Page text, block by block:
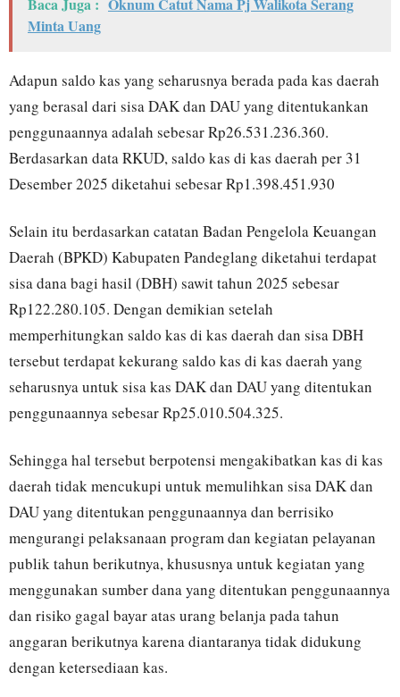
Minta Uang
Adapun saldo kas yang seharusnya berada pada kas daerah
yang berasal dari sisa DAK dan DAU yang ditentukankan
penggunaannya adalah sebesar Rp26.531.236.360.
Berdasarkan data RKUD, saldo kas di kas daerah per 31
Desember 2025 diketahui sebesar Rp1.398.451.930
Selain itu berdasarkan catatan Badan Pengelola Keuangan
Daerah (BPKD) Kabupaten Pandeglang diketahui terdapat
sisa dana bagi hasil (DBH) sawit tahun 2025 sebesar
Rp122.280.105. Dengan demikian setelah
memperhitungkan saldo kas di kas daerah dan sisa DBH
tersebut terdapat kekurang saldo kas di kas daerah yang
seharusnya untuk sisa kas DAK dan DAU yang ditentukan
penggunaannya sebesar Rp25.010.504.325.
Sehingga hal tersebut berpotensi mengakibatkan kas di kas
daerah tidak mencukupi untuk memulihkan sisa DAK dan
DAU yang ditentukan penggunaannya dan berrisiko
mengurangi pelaksanaan program dan kegiatan pelayanan
publik tahun berikutnya, khususnya untuk kegiatan yang
menggunakan sumber dana yang ditentukan penggunaannya
dan risiko gagal bayar atas urang belanja pada tahun
anggaran berikutnya karena diantaranya tidak didukung
dengan ketersediaan kas.